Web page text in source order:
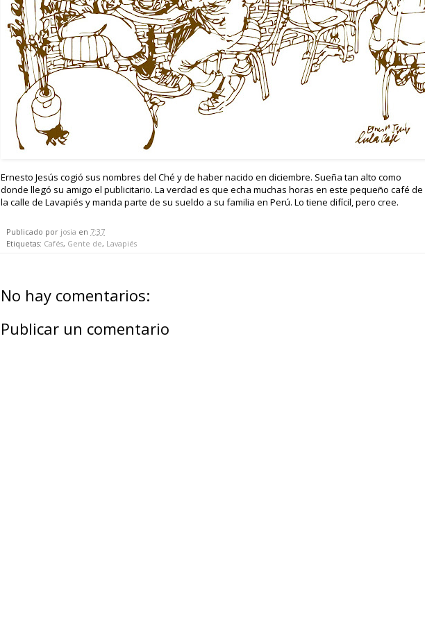
Ernesto Jesús cogió sus nombres del Ché y de haber nacido en diciembre. Sueña tan alto como
donde llegó su amigo el publicitario. La verdad es que echa muchas horas en este pequeño café de
la calle de Lavapiés y manda parte de su sueldo a su familia en Perú. Lo tiene difícil, pero cree.
Publicado por josia en 7:37
Etiquetas: Cafés, Gente de, Lavapiés
No hay comentarios:
Publicar un comentario